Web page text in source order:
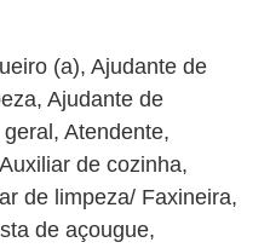
(a), Ajudante de
Ajudante de
Atendente,
de cozinha,
de limpeza/ Faxineira,
de açougue,